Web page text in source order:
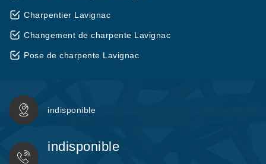
Charpentier Lavignac
Changement de charpente Lavignac
Pose de charpente Lavignac
indisponible
indisponible